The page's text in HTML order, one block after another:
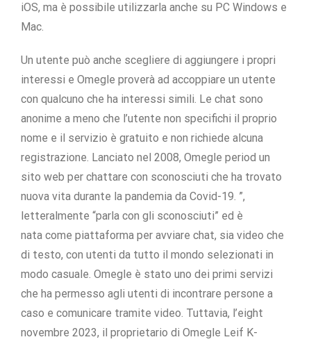
iOS, ma è possibile utilizzarla anche su PC Windows e
Mac.
Un utente può anche scegliere di aggiungere i propri
interessi e Omegle proverà ad accoppiare un utente
con qualcuno che ha interessi simili. Le chat sono
anonime a meno che l’utente non specifichi il proprio
nome e il servizio è gratuito e non richiede alcuna
registrazione. Lanciato nel 2008, Omegle period un
sito web per chattare con sconosciuti che ha trovato
nuova vita durante la pandemia da Covid-19. ”,
letteralmente “parla con gli sconosciuti” ed è
nata come piattaforma per avviare chat, sia video che
di testo, con utenti da tutto il mondo selezionati in
modo casuale. Omegle è stato uno dei primi servizi
che ha permesso agli utenti di incontrare persone a
caso e comunicare tramite video. Tuttavia, l’eight
novembre 2023, il proprietario di Omegle Leif K-